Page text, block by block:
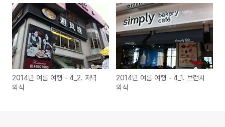
2014년 여름 여행 - 4_2. 저녁
외식
2014년 여름 여행 - 4_1. 브런치
외식